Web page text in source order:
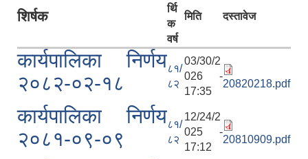
शिर्षक
र्थि
क
वर्ष
मिति दस्तावेज
कार्यपालिका निर्णय
२०८२-०२-१८
८१/
८२
03/30/2
026 -
17:35
20820218.pdf
कार्यपालिका निर्णय
२०८१-०९-०९
८१/
८२
12/24/2
025 -
17:12
20810909.pdf